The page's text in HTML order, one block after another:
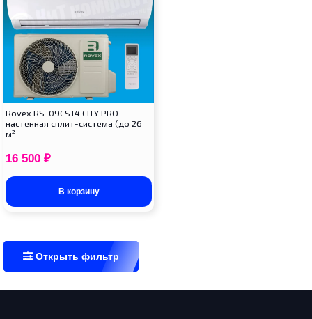
Rovex RS-09CST4 CITY PRO —
настенная сплит-система (до 26
м²…
16 500 ₽
В корзину
Открыть фильтр